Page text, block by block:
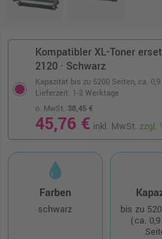
Kompatibler XL-Toner
2120 · Schwarz
Kapazität bis zu 5200 Seiten, ca.
o. MwSt. 38,45 €
45,76 € inkl. MwSt.zzgl.
Lieferzeit: 1-2 Werktage
Farben
schwarz
bis zu
(ca.